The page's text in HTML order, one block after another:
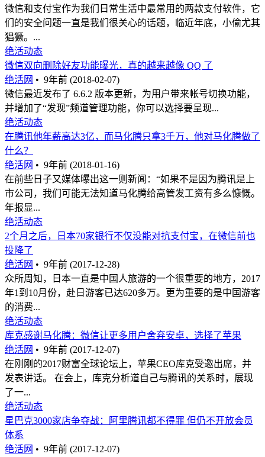
微信和支付宝作为我们日常生活中最常用的两款支付软件，它
们的安全问题一直是我们很关心的话题，临近年底，小偷尤其
猖獗。...
绝活动态
微信双向删除好友功能曝光，真的越来越像 QQ 了
绝活网 • 9年前 (2018-02-07)
微信最近发布了 6.6.2 版本更新，为用户带来帐号切换功能，
并增加了“发现”频道管理功能，你可以选择要呈现...
绝活动态
在腾讯他年薪高达3亿，而马化腾只拿3千万，他对马化腾做了
什么？
绝活网 • 9年前 (2018-01-16)
在前些日子又媒体曝出这一则新闻：“如果不是因为腾讯是上
市公司，我们可能无法知道马化腾给高管发工资有多么慷慨。
年报显...
绝活动态
2个月之后，日本70家银行不仅没能对抗支付宝，在微信前也
投降了
绝活网 • 9年前 (2017-12-28)
众所周知，日本一直是中国人旅游的一个很重要的地方，2017
年1到10月份，赴日游客已达620多万。更为重要的是中国游客
的消费...
绝活动态
库克感谢马化腾：微信让更多用户舍弃安卓，选择了苹果
绝活网 • 9年前 (2017-12-07)
在刚刚的2017财富全球论坛上，苹果CEO库克受邀出席，并
发表讲话。 在会上，库克分析道自己与腾讯的关系时，展现
了一...
绝活动态
星巴克3000家店争夺战：阿里腾讯都不得罪 但仍不开放会员
体系
绝活网 • 9年前 (2017-12-07)